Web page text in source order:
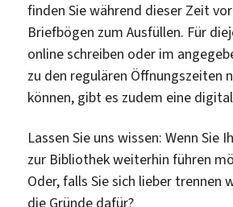
finden Sie während dieser Zeit
Briefbögen zum Ausfüllen. Für
online schreiben oder im
zu den regulären Öffnungszeiten
können, gibt es zudem eine
Lassen Sie uns wissen: Wenn Sie
zur Bibliothek weiterhin führen
Oder, falls Sie sich lieber trennen
die Gründe dafür?